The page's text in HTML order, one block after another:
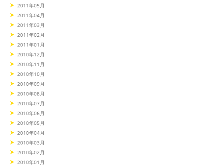
2011年05月
2011年04月
2011年03月
2011年02月
2011年01月
2010年12月
2010年11月
2010年10月
2010年09月
2010年08月
2010年07月
2010年06月
2010年05月
2010年04月
2010年03月
2010年02月
2010年01月